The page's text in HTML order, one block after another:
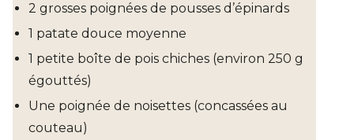
2 grosses poignées de pousses d’épinards
1 patate douce moyenne
1 petite boîte de pois chiches (environ 250 g
égouttés)
Une poignée de noisettes (concassées au
couteau)